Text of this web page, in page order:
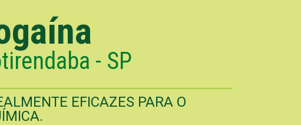
- SP
EFICAZES PARA O